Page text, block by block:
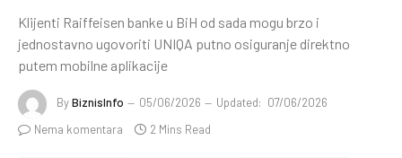
Klijenti Raiffeisen banke u BiH od sada mogu brzo i
jednostavno ugovoriti UNIQA putno osiguranje direktno
putem mobilne aplikacije
ByBiznisInfo 05/06/2026 Updated: 07/06/2026
Nema komentara
2 Mins Read